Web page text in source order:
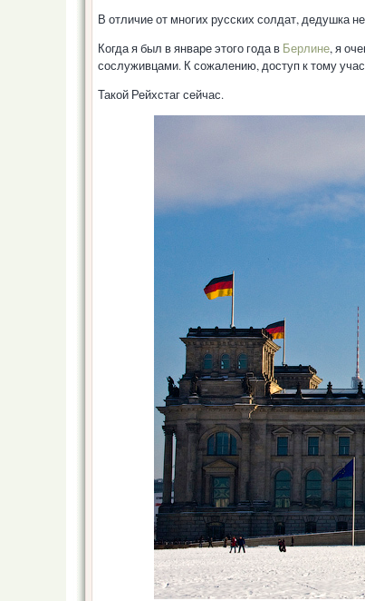
В отличие от многих русских солдат, дедушка
Когда я был в январе этого года в Берлине, я
сослуживцами. К сожалению, доступ к тому
Такой Рейхстаг сейчас.